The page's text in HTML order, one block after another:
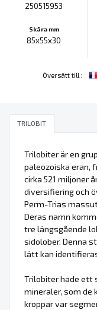
250515953
Skära mm
85x55x30
Översätt till :
TRILOBIT
Trilobiter är en
paleozoiska eran,
cirka 521 miljoner
diversifiering och
Perm-Trias
Deras namn
tre längsgående
sidolober. Denna
lätt kan
Trilobiter hade ett
mineraler, som de
kroppar var